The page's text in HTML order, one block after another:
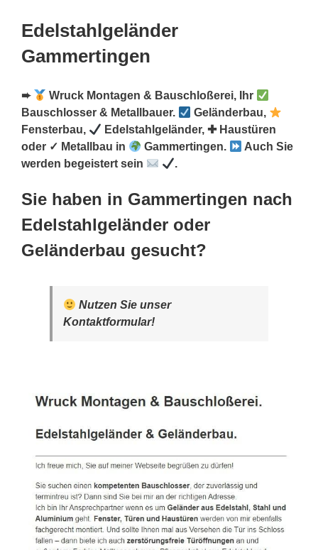
Edelstahlgeländer
Gammertingen
➨
Wruck Montagen & Bauschloßerei, Ihr
Bauschlosser & Metallbauer.
Geländerbau,
Fensterbau,
Edelstahlgeländer, ✚ Haustüren
oder ✓ Metallbau in
Gammertingen.
Auch Sie
werden begeistert sein
.
Sie haben in Gammertingen nach
Edelstahlgeländer oder
Geländerbau gesucht?
Nutzen Sie unser
Kontaktformular!